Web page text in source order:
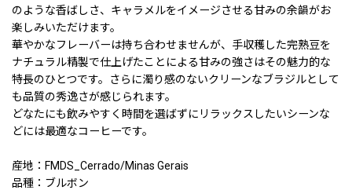
のような香ばしさ、キャラメルをイメージさせる甘みの余韻がお
楽しみいただけます。
華やかなフレーバーは持ち合わせませんが、手収穫した完熟豆を
ナチュラル精製で仕上げたことによる甘みの強さはその魅力的な
特長のひとつです。さらに濁り感のないクリーンなブラジルとして
も品質の秀逸さが感じられます。
どなたにも飲みやすく時間を選ばずにリラックスしたいシーンな
どには最適なコーヒーです。
産地：FMDS_Cerrado/Minas Gerais
品種：ブルボン